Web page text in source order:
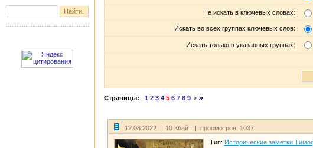
Не искать в ключевых словах:
Искать во всех группах ключевых слов:
Искать только в указанных группах:
Страницы: 1 2 3 4 5 6 7 8 9
12.08.2022 | 10 Кбайт | просмотров: 1037
Тип: Исторические заметки